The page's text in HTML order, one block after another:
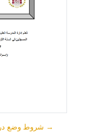
→ شروط وضع